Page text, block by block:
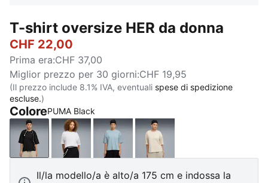
T-shirt oversize HER da donna
CHF 22,00
Prima era:CHF 37,00
Miglior prezzo per 30 giorni:CHF 19,95
(Il prezzo include 8.1% IVA, eventuali spese di spedizione
escluse.)
ColorePUMA Black
PUMA BlackPUMA WhiteSeafoam Alpine Snow
Il/la modello/a è alto/a 175 cm e indossa la